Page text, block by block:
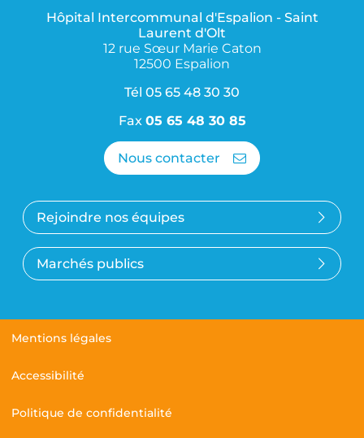
Hôpital Intercommunal d'Espalion - Saint
Laurent d'Olt
12 rue Sœur Marie Caton
12500 Espalion
Tél 05 65 48 30 30
Fax 05 65 48 30 85
Nous contacter
Rejoindre nos équipes
Marchés publics
Mentions légales
Accessibilité
Politique de confidentialité